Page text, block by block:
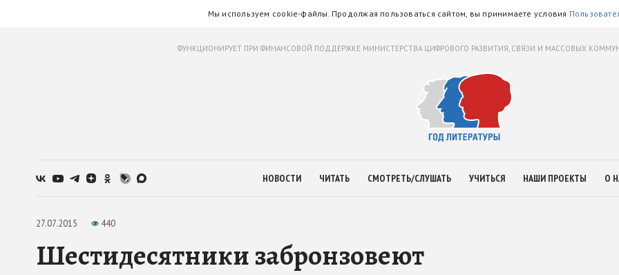
Мы используем cookie-файлы. Продолжая пользоваться сайтом, вы принимаете условия
ФУНКЦИОНИРУЕТ ПРИ ФИНАНСОВОЙ ПОДДЕРЖКЕ МИНИСТЕРСТВА ЦИФРОВОГО РАЗВИТИЯ, СВЯЗИ И МАССОВЫХ
НОВОСТИ ЧИТАТЬ СМОТРЕТЬ/СЛУШАТЬ УЧИТЬСЯ НАШИ ПРОЕКТЫ О
27.07.2015 440
Шестидесятники забронзовеют